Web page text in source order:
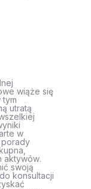
wiąże się
tym
utratą
w
porady
aktywów.
swoją
konsultacji